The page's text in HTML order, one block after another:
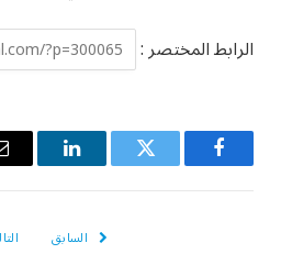
الرابط المختصر :
فيسبوك تويتر لينكدإن
السابق